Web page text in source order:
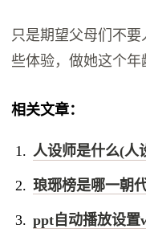
只是期望父母们不
些体验，做她这个年
相关文章：
人设师是什么(人
琅琊榜是哪一朝
ppt自动播放设置